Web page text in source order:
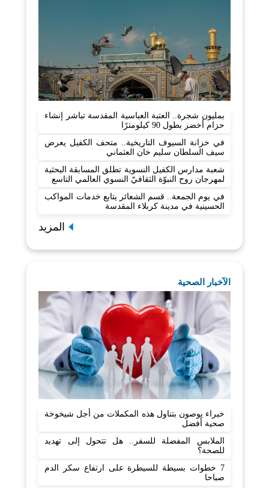
بمليون شجرة.. العتبة العباسية المقدسة تباشر إنشاء
حزام أخضر بطول 90 كيلومترًا
في خزانة السيوف التاريخية.. متحف الكفيل يعرض
سيف السلطان سليم خان العثماني
شعبة مدارس الكفيل النسوية تطلق المسابقة البحثية
لمهرجان روح النبوّة الثقافيّ النسوي العالمي التاسع
في يوم الجمعة.. قسم الشعائر يتابع خدمات المواكب
الحسينية في مدينة كربلاء المقدسة
المزيد
الآخبار الصحية
خبراء يوصون بتناول هذه المكملات من أجل شيخوخة
صحية أفضل
الملابس المفضلة للسفر.. هل تتحول إلى تهديد
للصحة؟
7 خطوات بسيطة للسيطرة على ارتفاع سكر الدم
صباحا